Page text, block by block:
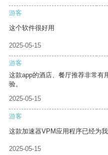
游客
这个软件很好用
2025-05-15
游客
这款app的酒店、餐厅推荐非常有
验。
2025-05-15
游客
这款加速器VPM应用程序已经为
2025-05-15